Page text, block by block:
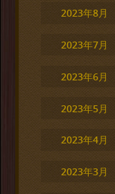
2023年8月
2023年7月
2023年6月
2023年5月
2023年4月
2023年3月